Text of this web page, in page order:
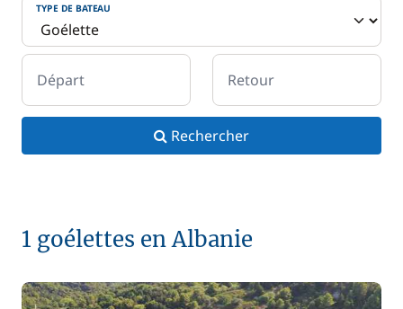
TYPE DE BATEAU
Départ Retour
Rechercher
1 goélettes en Albanie